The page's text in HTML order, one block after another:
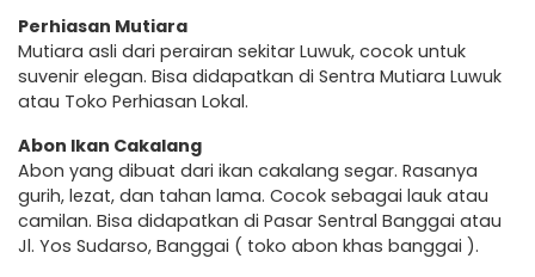
Perhiasan Mutiara
Mutiara asli dari perairan sekitar Luwuk, cocok untuk
suvenir elegan. Bisa didapatkan di Sentra Mutiara Luwuk
atau Toko Perhiasan Lokal.
Abon Ikan Cakalang
Abon yang dibuat dari ikan cakalang segar. Rasanya
gurih, lezat, dan tahan lama. Cocok sebagai lauk atau
camilan. Bisa didapatkan di Pasar Sentral Banggai atau
Jl. Yos Sudarso, Banggai ( toko abon khas banggai ).